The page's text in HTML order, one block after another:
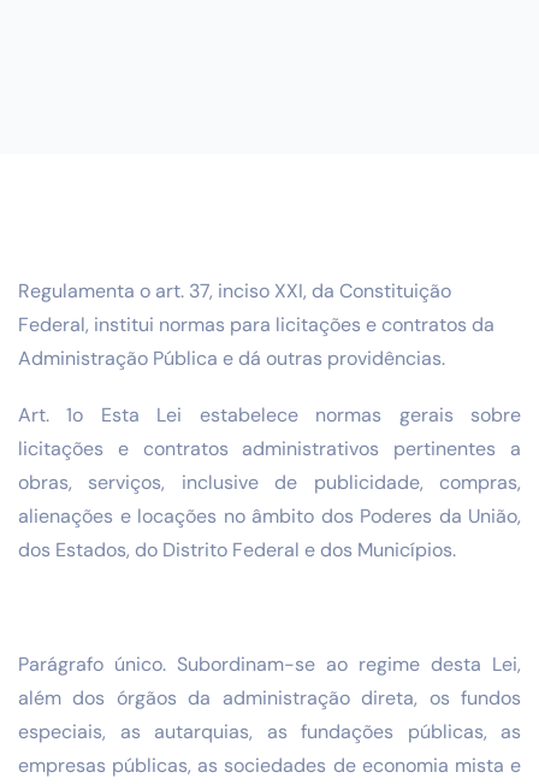
Regulamenta o art. 37, inciso XXI, da Constituição
Federal, institui normas para licitações e contratos da
Administração Pública e dá outras providências.
Art. 1o Esta Lei estabelece normas gerais sobre
licitações e contratos administrativos pertinentes a
obras, serviços, inclusive de publicidade, compras,
alienações e locações no âmbito dos Poderes da União,
dos Estados, do Distrito Federal e dos Municípios.
Parágrafo único. Subordinam-se ao regime desta Lei,
além dos órgãos da administração direta, os fundos
especiais, as autarquias, as fundações públicas, as
empresas públicas, as sociedades de economia mista e